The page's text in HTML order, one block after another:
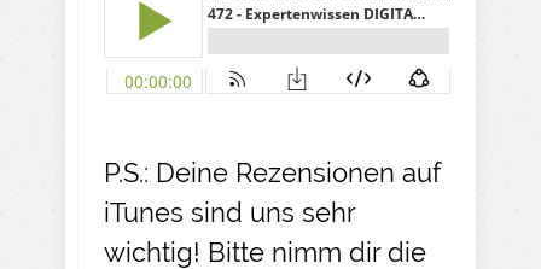
P.S.: Deine Rezensionen auf
iTunes sind uns sehr
wichtig! Bitte nimm dir die